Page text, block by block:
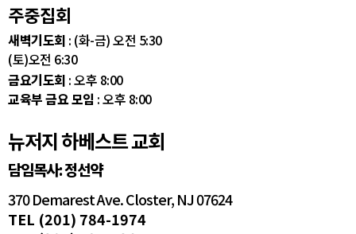
주중집회
새벽기도회 : (화-금) 오전 5:30
(토)오전 6:30
금요기도회 : 오후 8:00
교육부 금요 모임 : 오후 8:00
뉴저지 하베스트 교회
담임목사: 정선약
370 Demarest Ave. Closter, NJ 07624
TEL (201) 784-1974